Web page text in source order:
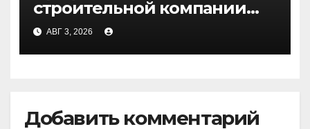
строительной компании
Медичи
АВГ 3, 2026
Добавить комментарий